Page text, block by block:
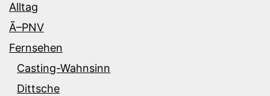
Alltag
Ã–PNV
Fernsehen
Casting-Wahnsinn
Dittsche